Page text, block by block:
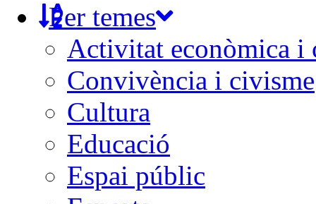
Per temes
Activitat econòmica i
Convivència i civisme
Cultura
Educació
Espai públic